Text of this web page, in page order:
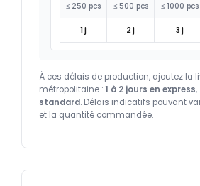
≤ 250 pcs ≤ 500 pcs ≤ 1000 pcs
1 j 2 j 3 j
À ces délais de production, ajoutez la
métropolitaine : 1 à 2 jours en express,
standard. Délais indicatifs pouvant
et la quantité commandée.